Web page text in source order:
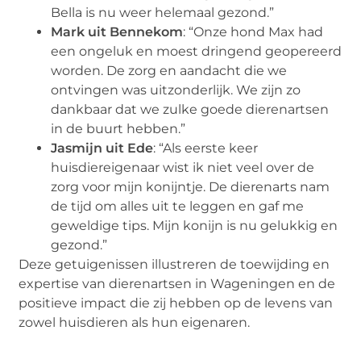
Bella is nu weer helemaal gezond.”
Mark uit Bennekom: “Onze hond Max had
een ongeluk en moest dringend geopereerd
worden. De zorg en aandacht die we
ontvingen was uitzonderlijk. We zijn zo
dankbaar dat we zulke goede dierenartsen
in de buurt hebben.”
Jasmijn uit Ede: “Als eerste keer
huisdiereigenaar wist ik niet veel over de
zorg voor mijn konijntje. De dierenarts nam
de tijd om alles uit te leggen en gaf me
geweldige tips. Mijn konijn is nu gelukkig en
gezond.”
Deze getuigenissen illustreren de toewijding en
expertise van dierenartsen in Wageningen en de
positieve impact die zij hebben op de levens van
zowel huisdieren als hun eigenaren.